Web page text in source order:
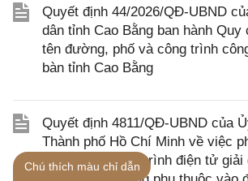
Quyết định 44/2026/QĐ-UBND
dân tỉnh Cao Bằng ban hành Quy
tên đường, phố và công trình
bàn tỉnh Cao Bằng
Quyết định 4811/QĐ-UBND của
Thành phố Hồ Chí Minh về việc
trình nội bộ, quy trình điện tử giải
Chú thích màu chỉ dẫn